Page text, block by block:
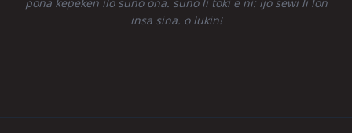
insa sina. o lukin!